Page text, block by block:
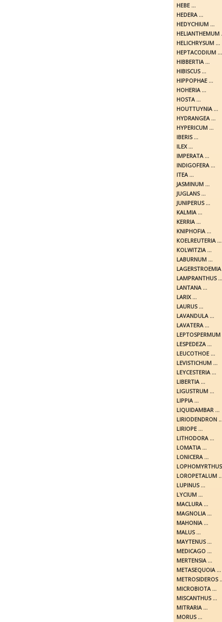
HEBE ...
HEDERA ...
HEDYCHIUM ...
HELIANTHEMUM
HELICHRYSUM ...
HEPTACODIUM ...
HIBBERTIA ...
HIBISCUS ...
HIPPOPHAE ...
HOHERIA ...
HOSTA ...
HOUTTUYNIA ...
HYDRANGEA ...
HYPERICUM ...
IBERIS ...
ILEX ...
IMPERATA ...
INDIGOFERA ...
ITEA ...
JASMINUM ...
JUGLANS ...
JUNIPERUS ...
KALMIA ...
KERRIA ...
KNIPHOFIA ...
KOELREUTERIA ...
KOLWITZIA ...
LABURNUM ...
LAMPRANTHUS ...
LANTANA ...
LARIX ...
LAURUS ...
LAVANDULA ...
LAVATERA ...
LEPTOSPERMUM
LESPEDEZA ...
LEUCOTHOE ...
LEVISTICHUM ...
LEYCESTERIA ...
LIBERTIA ...
LIGUSTRUM ...
LIPPIA ...
LIQUIDAMBAR ...
LIRIODENDRON
LIRIOPE ...
LITHODORA ...
LOMATIA ...
LONICERA ...
LOROPETALUM
LUPINUS ...
LYCIUM ...
MACLURA ...
MAGNOLIA ...
MAHONIA ...
MALUS ...
MAYTENUS ...
MEDICAGO ...
MERTENSIA ...
METASEQUOIA ...
METROSIDEROS
MICROBIOTA ...
MISCANTHUS ...
MITRARIA ...
MORUS ...